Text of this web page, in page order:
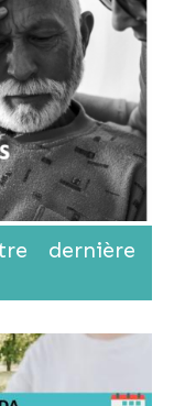
dernière